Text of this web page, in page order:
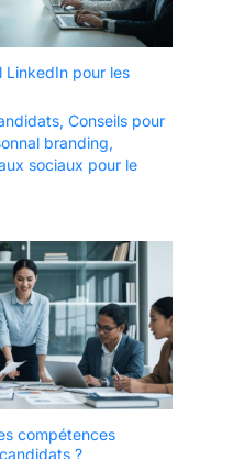
LinkedIn pour les
, Conseils pour
branding,
sociaux pour le
compétences
?